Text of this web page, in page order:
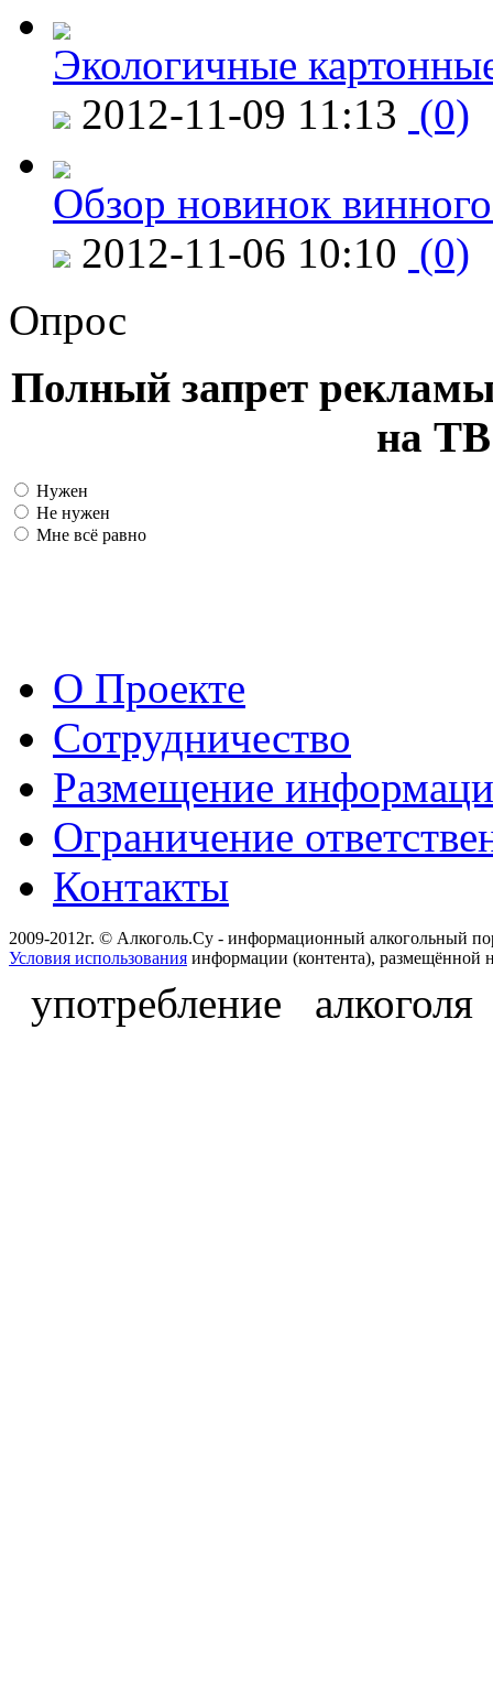
Экологичные
2012-11-09 11:13 (0)
Обзор новинок
2012-11-06 10:10 (0)
Опрос
Полный запрет
на ТВ
Нужен
Не нужен
Мне всё равно
О Проекте
Сотрудничество
Размещение
Ограничение
Контакты
2009-2012г. © Алкоголь.Су - информационный алкогольный
Условия использования информации (контента), размещённой
употребление